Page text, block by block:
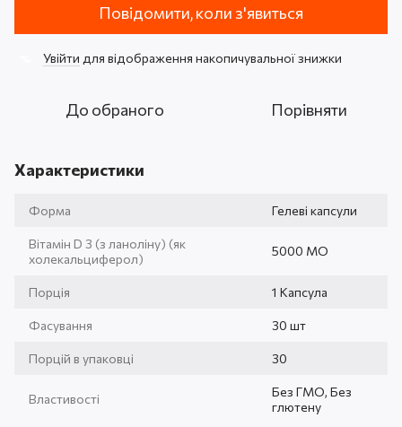
Повідомити, коли з'явиться
Увійти для відображення накопичувальної знижки
До обраного Порівняти
Характеристики
Форма Гелеві капсули
Вітамін D 3 (з ланоліну) (як
холекальциферол)
5000 МО
Порція 1 Капсула
Фасування 30 шт
Порцій в упаковці 30
Властивості
Без ГМО, Без
глютену